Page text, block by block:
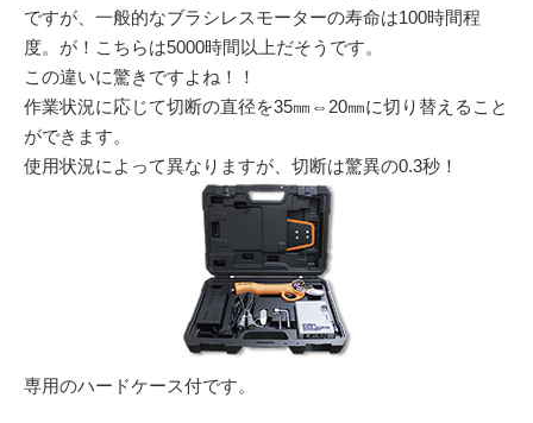
ですが、一般的なブラシレスモーターの寿命は100時間程
度。が！こちらは5000時間以上だそうです。
この違いに驚きですよね！！
作業状況に応じて切断の直径を35㎜⇔20㎜に切り替えること
ができます。
使用状況によって異なりますが、切断は驚異の0.3秒！
専用のハードケース付です。